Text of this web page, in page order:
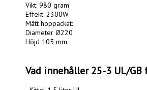
Vikt: 980 gram
Effekt: 2300W
Mått hoppackat:
Diameter Ø220
Höjd 105 mm
Vad innehåller 25-3 UL/GB